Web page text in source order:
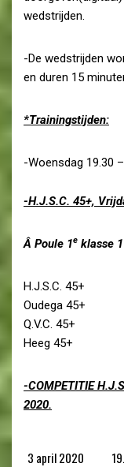
wedstrijden.
-De wedstrijden
en duren 15
*Trainingstijden:
-Woensdag 19.30
-H.J.S.C. 45+,
Â Poule 1e klasse
H.J.S.C. 45+
Oudega 45+
Q.V.C. 45+
Heeg 45+
-COMPETITIE
2020.
3 april 2020